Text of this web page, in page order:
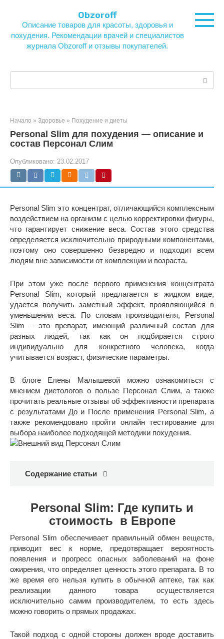
контенту
Obzoroff
Описание товаров для красоты, здоровья и
похудения. Рекомендации врачей и специалистов
журнала Obzoroff и отзывы покупателей.
Начало » Здоровье » Похудение и диеты
Personal Slim для похудения — описание и
состав Персонал Слим
Опубликовано: 23.02.2017
Personal Slim это концентрат, отличающийся комплексным
воздействием на организм с целью корректировки фигуры,
что гарантирует снижение веса. Состав этого средства
определяется исключительно природными компонентами,
поэтому оно совершенно безвредно и подходит всем
людям вне зависимости от комплекции и возраста.
При этом уже после первого применения концентрата
Personal Slim, который предлагается в жидком виде,
удается получить заметный эффект, проявляющийся в
уменьшении веса. По словам производителя, Personal
Slim – это препарат, имеющий различный состав для
разных людей, так как он подбирается строго
индивидуально для конкретного человека, когда
учитывается возраст, физические параметры.
В блоге Елены Малышевой можно ознакомиться с
мнением диетологов о пользе Персонал Слим, а также
прочитать реальные отзывы об эффективности препарата
с результатами До и После применения Personal Slim, а
также рекомендовано пройти онлайн тестирование для
выбора наиболее подходящей методики похудения.
Содержание статьи
Personal Slim: Где купить и
стоимость в Европе
Personal Slim обеспечивает правильный обмен веществ,
приводит вес к норме, предотвращает вероятность
появления и прогресс опасных заболеваний на фоне
ожирения, что определяет ценность этого препарата. В то
же время его нельзя купить в обычной аптеке, так как
реализации данного товара осуществляется
исключительно самим производителем, то есть здесь
можно говорить о прямых продажах.
Такой подход с одной стороны должен вроде доставить